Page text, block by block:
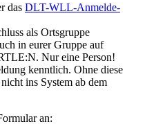
das DLT-WLL-Anmelde-
als Ortsgruppe
in eurer Gruppe auf
Nur eine Person!
kenntlich. Ohne diese
ins System ab dem
an: